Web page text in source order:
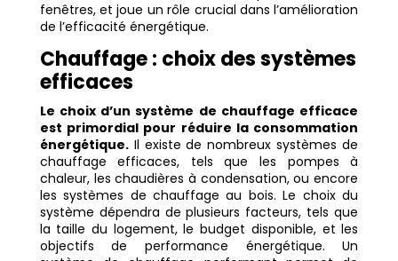
fenêtres, et joue un rôle crucial dans l’amélioration
de l’efficacité énergétique.
Chauffage : choix des systèmes
efficaces
Le choix d’un système de chauffage efficace
est primordial pour réduire la consommation
énergétique.Il existe de nombreux systèmes de
chauffage efficaces, tels que les pompes à
chaleur, les chaudières à condensation, ou encore
les systèmes de chauffage au bois. Le choix du
système dépendra de plusieurs facteurs, tels que
la taille du logement, le budget disponible, et les
objectifs de performance énergétique. Un